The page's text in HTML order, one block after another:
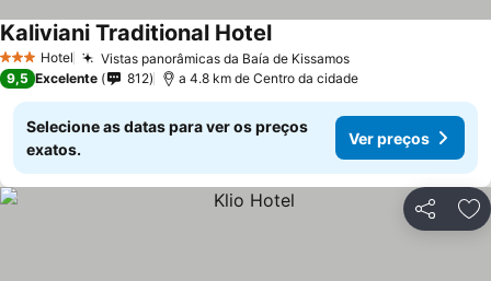
3 EstrelasHotel Vistas panorâmicas da Baía de Kissamos
Kaliviani Traditional Hotel
9,5 Excelente 812 a 4.8 km de Centro da cidade
Selecione as datas para ver os preços
exatos.
Ver preços
Partilhar